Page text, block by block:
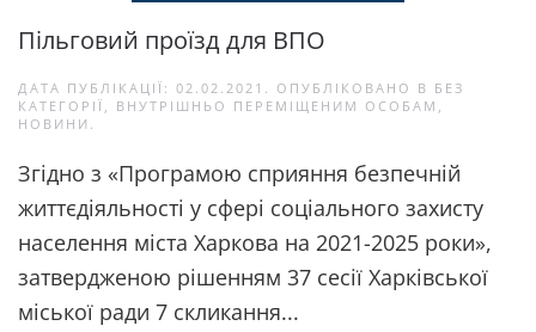
Пільговий проїзд для ВПО
ДАТА ПУБЛІКАЦІЇ: 02.02.2021 . ОПУБЛІКОВАНО В БЕЗ
КАТЕГОРІЇ , ВНУТРІШНЬО ПЕРЕМІЩЕНИМ ОСОБАМ ,
НОВИНИ .
Згідно з «Програмою сприяння безпечній
життєдіяльності у сфері соціального захисту
населення міста Харкова на 2021-2025 роки»,
затвердженою рішенням 37 сесії Харківської
міської ради 7 скликання...